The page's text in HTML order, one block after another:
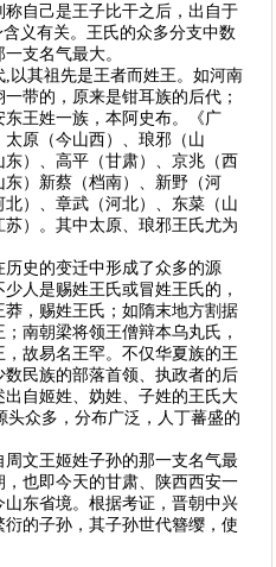
称自己是王子比干之后，出自于
义有关。王氏的众多分支中数
支名气最大。
以其祖先是王者而姓王。如河南
带的，原来是钳耳族的后代；
王姓一族，本阿史布。《广
原（今山西）、琅邪（山
）、高平（甘肃）、京兆（西
）新蔡（档南）、新野（河
）、章武（河北）、东菜（山
）。其中太原、琅邪王氏尤为
史的变迁中形成了众多的源
人是赐姓王氏或冒姓王氏的，
，赐姓王氏；如隋末地方割据
南朝梁将领王僧辩本乌丸氏，
故易名王罕。不仅华夏族的王
民族的部落首领、执政者的后
自姬姓、妫姓、子姓的王氏大
头众多，分布广泛，人丁蕃盛的
文王姬姓子孙的那一支名气最
也即今天的甘肃、陕西西安一
东省境。根据考证，晋朝中兴
的子孙，其子孙世代簪缨，使